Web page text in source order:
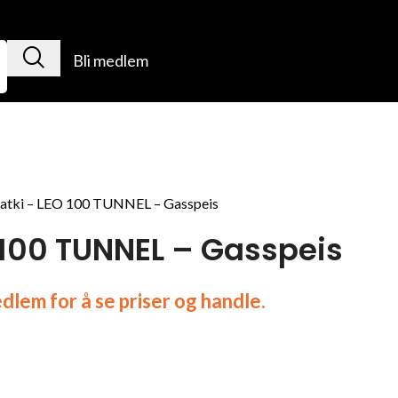
Bli medlem
– LEO 100 TUNNEL – Gasspeis
TUNNEL – Gasspeis
for å se priser og handle.